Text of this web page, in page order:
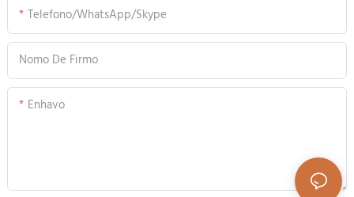
Telefono/WhatsApp/Skype
Nomo De Firmo
Enhavo